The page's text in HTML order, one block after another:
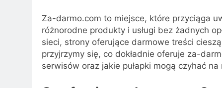
Za-darmo.com to miejsce, które przyciąga
różnorodne produkty i usługi bez żadnych
sieci, strony oferujące darmowe treści
przyjrzymy się, co dokładnie oferuje za-
serwisów oraz jakie pułapki mogą czyhać